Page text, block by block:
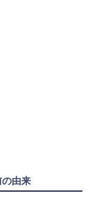
の由来